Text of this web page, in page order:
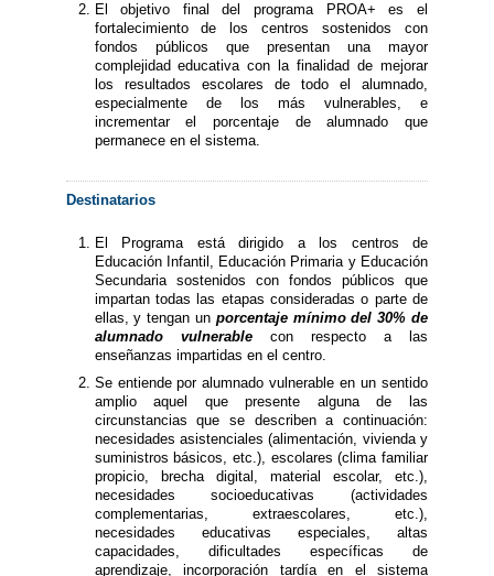
El objetivo final del programa PROA+ es el
fortalecimiento de los centros sostenidos con
fondos públicos que presentan una mayor
complejidad educativa con la finalidad de mejorar
los resultados escolares de todo el alumnado,
especialmente de los más vulnerables, e
incrementar el porcentaje de alumnado que
permanece en el sistema.
Destinatarios
El Programa está dirigido a los centros de
Educación Infantil, Educación Primaria y Educación
Secundaria sostenidos con fondos públicos que
impartan todas las etapas consideradas o parte de
ellas, y tengan un porcentaje mínimo del 30% de
alumnado vulnerablecon respecto a las
enseñanzas impartidas en el centro.
Se entiende por alumnado vulnerable en un sentido
amplio aquel que presente alguna de las
circunstancias que se describen a continuación:
necesidades asistenciales (alimentación, vivienda y
suministros básicos, etc.), escolares (clima familiar
propicio, brecha digital, material escolar, etc.),
necesidades socioeducativas (actividades
complementarias, extraescolares, etc.),
necesidades educativas especiales, altas
capacidades, dificultades específicas de
aprendizaje, incorporación tardía en el sistema